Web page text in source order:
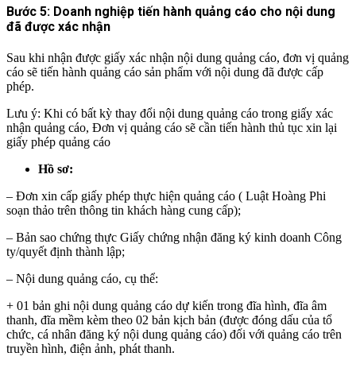
Bước 5: Doanh nghiệp tiến hành quảng cáo cho nội dung
đã được xác nhận
Sau khi nhận được giấy xác nhận nội dung quảng cáo, đơn vị quảng
cáo sẽ tiến hành quảng cáo sản phẩm với nội dung đã được cấp
phép.
Lưu ý: Khi có bất kỳ thay đổi nội dung quảng cáo trong giấy xác
nhận quảng cáo, Đơn vị quảng cáo sẽ cần tiến hành thủ tục xin lại
giấy phép quảng cáo
Hồ sơ:
– Đơn xin cấp giấy phép thực hiện quảng cáo ( Luật Hoàng Phi
soạn thảo trên thông tin khách hàng cung cấp);
– Bản sao chứng thực Giấy chứng nhận đăng ký kinh doanh Công
ty/quyết định thành lập;
– Nội dung quảng cáo, cụ thể:
+ 01 bản ghi nội dung quảng cáo dự kiến trong đĩa hình, đĩa âm
thanh, đĩa mềm kèm theo 02 bản kịch bản (đ­ược đóng dấu của tổ
chức, cá nhân đăng ký nội dung quảng cáo) đối với quảng cáo trên
truyền hình, điện ảnh, phát thanh.